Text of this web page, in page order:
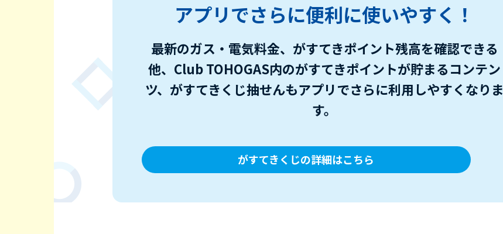
アプリでさらに便利に使いやすく！
最新のガス・電気料金、がすてきポイント残高を確認できる
他、Club TOHOGAS内のがすてきポイントが貯まるコンテン
ツ、がすてきくじ抽せんもアプリでさらに利用しやすくなりま
す。
がすてきくじの詳細はこちら